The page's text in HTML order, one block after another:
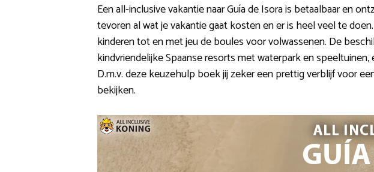
Een all-inclusive vakantie naar Guía de Isora is betaalbaar en
tevoren al wat je vakantie gaat kosten en er is heel veel te
kinderen tot en met jeu de boules voor volwassenen. De
kindvriendelijke Spaanse resorts met waterpark en
D.m.v. deze keuzehulp boek jij zeker een prettig verblijf voor
bekijken.